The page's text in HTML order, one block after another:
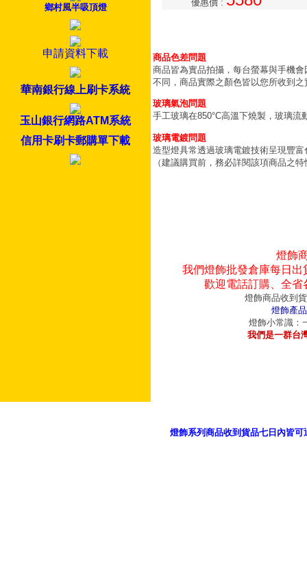
鄉村風半吸頂燈
申請資料下載
華南銀行線上刷卡系統
玉山銀行網路ATM系統
信用卡刷卡郵購單下載
優惠價:
商品色差問題
商品皆為實品拍攝，每台螢幕與手機
不同，商品實際之顏色皆以您所收到之
玻璃氣泡問題
手工玻璃在850°C高溫下燒製，玻璃
玻璃電鍍問題
造型燈具常透過玻璃電鍍技術呈現豐
（建議購買前，務必詳閱該項商品之
燈飾
我們燈飾批發倉庫每日
歡迎電話訂購、全
燈飾商品收到
燈飾產
燈飾小常識：
我們是一群台
燈飾系列商品收到貨品七日內皆